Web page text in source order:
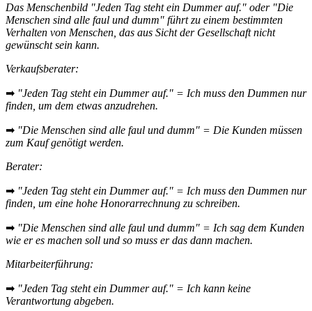
Das Menschenbild "Jeden Tag steht ein Dummer auf." oder "Die
Menschen sind alle faul und dumm" führt zu einem bestimmten
Verhalten von Menschen, das aus Sicht der Gesellschaft nicht
gewünscht sein kann.
Verkaufsberater:
➡ "Jeden Tag steht ein Dummer auf." = Ich muss den Dummen nur
finden, um dem etwas anzudrehen.
➡ "Die Menschen sind alle faul und dumm" = Die Kunden müssen
zum Kauf genötigt werden.
Berater:
➡ "Jeden Tag steht ein Dummer auf." = Ich muss den Dummen nur
finden, um eine hohe Honorarrechnung zu schreiben.
➡ "Die Menschen sind alle faul und dumm" = Ich sag dem Kunden
wie er es machen soll und so muss er das dann machen.
Mitarbeiterführung:
➡ "Jeden Tag steht ein Dummer auf." = Ich kann keine
Verantwortung abgeben.